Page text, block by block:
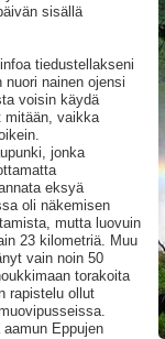
sisällä
tiedustellakseni
nainen ojensi
voisin käydä
mitään, vaikka
jonka
eksyä
oli näkemisen
mutta luovuin
23 kilometriä. Muu
vain noin 50
torakoita
rapistelu ollut
Eppujen